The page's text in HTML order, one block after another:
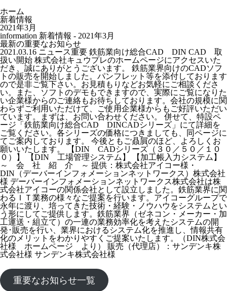
ホーム
新着情報
2021年3月
information 新着情報 - 2021年3月
最新の重要なお知らせ
2021.03.16 ニュース重要 鉄筋業向け総合CAD DIN CAD 取
扱い開始 株式会社キュウプレのホームページにアクセスいた
だき、誠にありがとうございます。 鉄筋業界向けのCADソフ
トの販売を開始しました。パンフレット等を添付しております
ので是非ご覧下さい。お見積もりなどお気軽にご相談くださ
い。また、ソフトのデモもできますので、実際にご覧になりた
い企業様からのご連絡もお待ちしております。会社の規模に関
わらずご利用いただけて、ご使用企業様からもご好評いただい
ています。まずは、お問い合わせください。 併せて、特設ペ
ージ「鉄筋業向け総合CAD DINCADシリーズ」にて詳細を
ご覧ください。各シリーズの価格につきましても、同ページに
てご案内しております。 今後ともご贔屓のほど、よろしくお
願いいたします。 【DIN CADシリーズ（３０／５０／１０
０）】 【DIN 工場管理システム】 【加工帳入力システム】
～ 会 社 紹 介 ～ 提供：株式会社アイコー様・
DIN（デーバーインフォメーションネットワークス）株式会社
様 デーバーインフォメーションネットワークス株式会社は株
式会社アイコーの関係会社として設立しました。鉄筋業界に関
わるＩＴ業務の様々なご提案を行います。アイコーグループで
永年に渡り、培ってきた技術・経験・ノウハウをシステムとい
う形にしてご提供します。鉄筋業界（ゼネコン・メーカー・加
工運送・組立て）の一連の業務効率化を考えたシステムの開
発･販売を行い、業界におけるシステム化を推進し、情報共有
化のメリットをわかりやすくご提案いたします。（DIN株式会
社様 ホームページ より） 販売（代理店）：サンデンキ株
式会社様 サンデンキ株式会社様
重要なお知らせ一覧